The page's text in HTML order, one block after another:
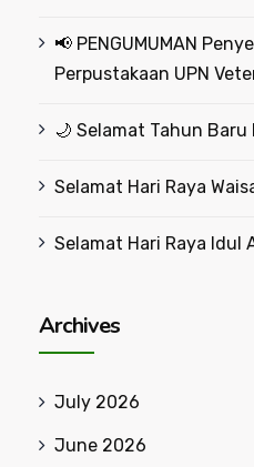
📢 PENGUMUMAN
Perpustakaan UPN
🌙 Selamat Tahun Baru
Selamat Hari Raya
Selamat Hari Raya Idul
Archives
July 2026
June 2026